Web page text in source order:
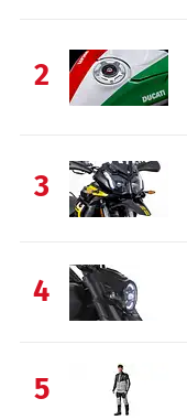
2
3
4
5